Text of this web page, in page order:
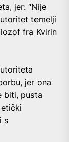
jer: “Nije
temelji
fra Kvirin
jer ona
biti, pusta
s